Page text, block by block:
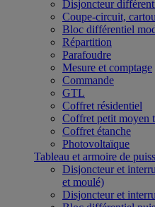
Disjoncteur
Coupe-circuit,
Bloc différentiel
Répartition
Parafoudre
Mesure et comptage
Commande
GTL
Coffret résidentiel
Coffret petit moyen
Coffret étanche
Photovoltaïque
Tableau et armoire de
Disjoncteur et
et moulé)
Disjoncteur et